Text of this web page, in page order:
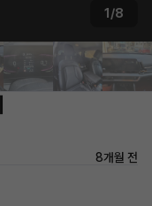
1/8
8개월 전